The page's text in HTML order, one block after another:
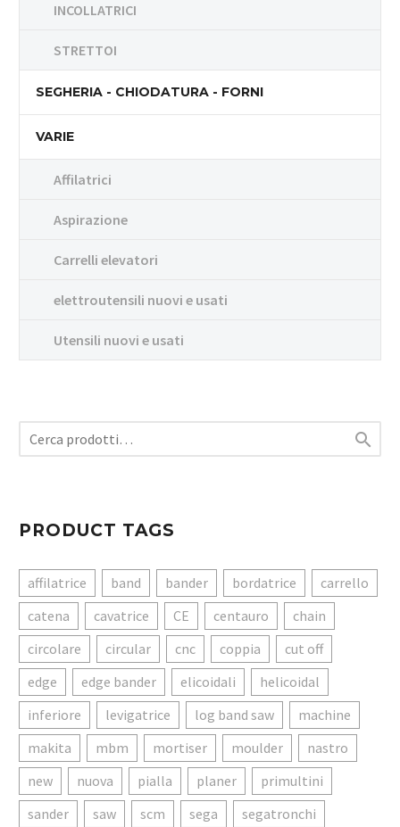
INCOLLATRICI
STRETTOI
SEGHERIA - CHIODATURA - FORNI
VARIE
Affilatrici
Aspirazione
Carrelli elevatori
elettroutensili nuovi e usati
Utensili nuovi e usati

PRODUCT TAGS
affilatrice band bander bordatrice
carrello
catena
cavatrice CE centauro
chain
circolare
circular cnc coppia
cut off
edge
edge bander elicoidali
helicoidal
inferiore
levigatrice log band saw
machine
makita
mbm mortiser moulder
nastro
new
nuova pialla planer
primultini
sander
saw scm sega
segatronchi